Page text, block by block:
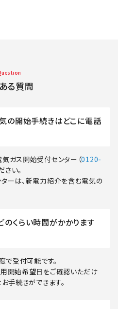
る質問
の開始手続きはどこに電話
ガス開始受付センター（0120-
さい。
ーは、新電力紹介を含む電気の
くらい時間がかかります
で受付可能です。
開始希望日をご確認いただけ
手続きができます。